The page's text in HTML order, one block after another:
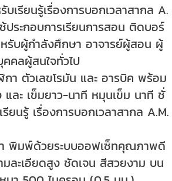
เรียนรู้เรื่องการบอกเวลาสากล A.
ช้ประกอบการเรียนการสอน ติดบอร์
รับผู้กำลังศึกษา อาจารย์ผู้สอน ผู้
คลผู้สนใจทั่วไป
า ตัวเลขโรมัน และ อารบิค พร้อม
และ เข็มยาว-นาที หมุนเข็ม นาที ชั่
รียนรู้ เรื่องการบอกเวลาสากล A.M.
พิมพ์ด้วยระบบออฟเซ็ทคุณภาพดี
ละเอียดสูง ชัดเจน สีสวยงาม บน